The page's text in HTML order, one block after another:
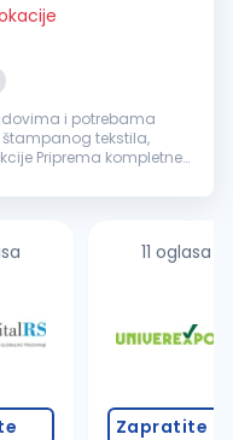
i potrebama
štampanog tekstila,
Priprema kompletne
11 oglasa
Zapratite